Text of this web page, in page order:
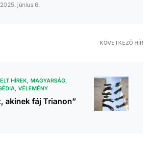
2025. június 6.
KÖVETKEZŐ HÍR
HÍREK MAGYARSÁG
VÉLEMÉNY
akinek fáj Trianon”